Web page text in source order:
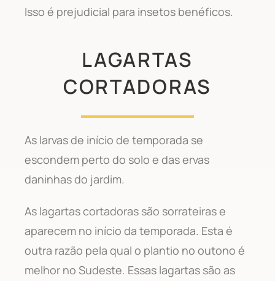
Isso é prejudicial para insetos benéficos.
LAGARTAS
CORTADORAS
As larvas de início de temporada se
escondem perto do solo e das ervas
daninhas do jardim.
As lagartas cortadoras são sorrateiras e
aparecem no início da temporada. Esta é
outra razão pela qual o plantio no outono é
melhor no Sudeste. Essas lagartas são as